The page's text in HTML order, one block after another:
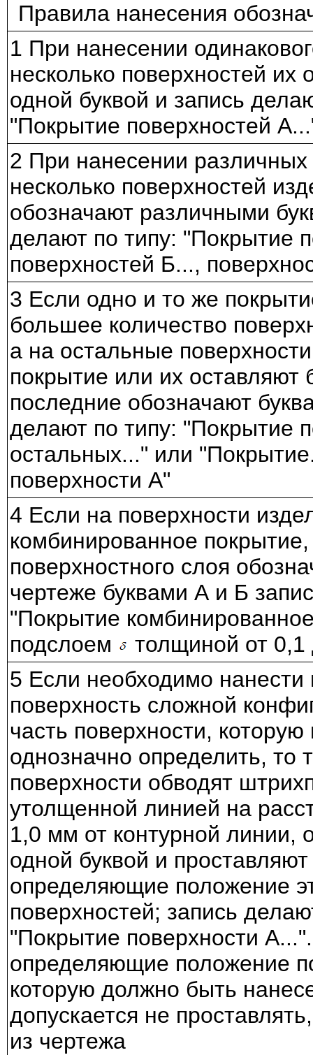
Правила нанесения
1 При нанесении
несколько поверхностей их
одной буквой и запись
"Покрытие поверхностей
2 При нанесении
несколько поверхностей
обозначают различными
делают по типу: "Покрытие
поверхностей Б...,
3 Если одно и то же
большее количество
а на остальные
покрытие или их оставляют
последние обозначают
делают по типу: "Покрытие
остальных..." или
поверхности А"
4 Если на поверхности
комбинированное
поверхностного слоя
чертеже буквами А и Б
"Покрытие
подслоем
толщиной от
5 Если необходимо нанести
поверхность сложной
часть поверхности, которую
однозначно определить, то
поверхности обводят
утолщенной линией на
1,0 мм от контурной линии,
одной буквой и
определяющие положение
поверхностей; запись
"Покрытие поверхности
определяющие положение
которую должно быть
допускается не
из чертежа